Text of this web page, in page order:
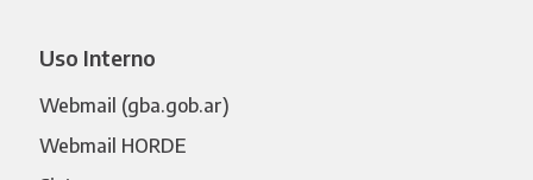
Uso Interno
Webmail (gba.gob.ar)
Webmail HORDE